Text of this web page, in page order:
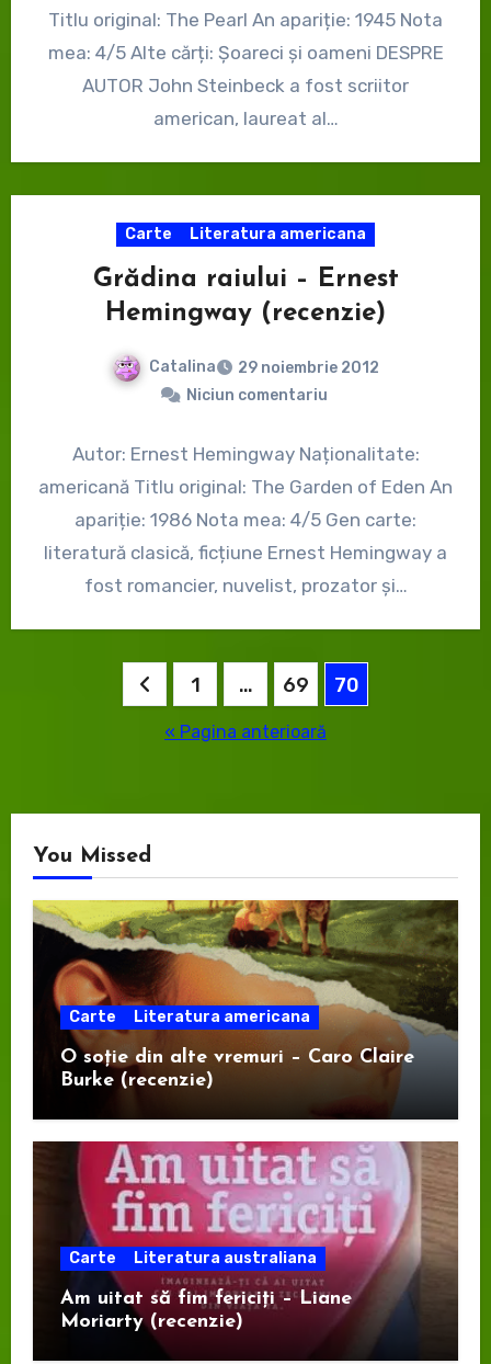
Titlu original: The Pearl An apariție: 1945 Nota
mea: 4/5 Alte cărți: Șoareci și oameni DESPRE
AUTOR John Steinbeck a fost scriitor
american, laureat al…
Carte Literatura americana
Grădina raiului – Ernest
Hemingway (recenzie)
Catalina
29 noiembrie 2012
Niciun comentariu
Autor: Ernest Hemingway Naționalitate:
americană Titlu original: The Garden of Eden An
apariție: 1986 Nota mea: 4/5 Gen carte:
literatură clasică, ficțiune Ernest Hemingway a
fost romancier, nuvelist, prozator și…
Paginație
1 … 69 70
« Pagina anterioară
You Missed
Carte Literatura americana
O soție din alte vremuri – Caro Claire
Burke (recenzie)
Carte Literatura australiana
Am uitat să fim fericiți – Liane
Moriarty (recenzie)